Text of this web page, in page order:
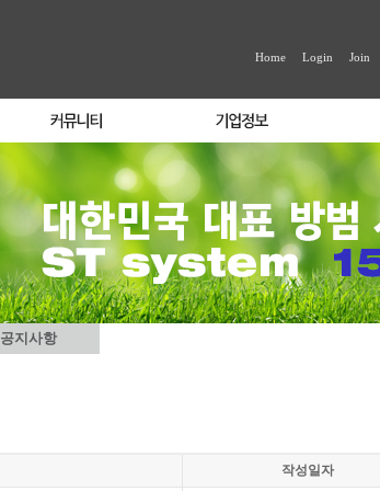
Home Login Join
공지사항
작성일자